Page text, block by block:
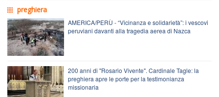
preghiera
AMERICA/PERÙ - “Vicinanza e solidarietà”: i vescovi
peruviani davanti alla tragedia aerea di Nazca
200 anni di "Rosario Vivente". Cardinale Tagle: la
preghiera apre le porte per la testimonianza
missionaria